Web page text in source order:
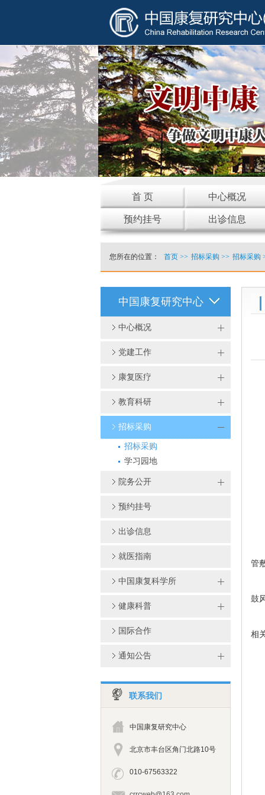
首 页 中心概况
预约挂号 出诊信息
您所在的位置： 首页>> 招标采购 >> 招标采购
中国康复研究中心
中心概况
党建工作
康复医疗
教育科研
招标采购
招标采购
学习园地
院务公开
预约挂号
出诊信息
就医指南
中国康复科学所
健康科普
国际合作
通知公告
联系我们
中国康复研究中心
北京市丰台区角门北路10号
010-67563322
管
鼓
相